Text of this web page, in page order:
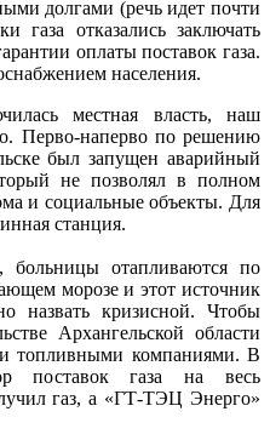
долгами (речь идет почти
газа отказались заключать
оплаты поставок газа.
населения.
местная власть, наш
Перво-наперво по решению
был запущен аварийный
не позволял в полном
и социальные объекты. Для
станция.
отапливаются по
морозе и этот источник
назвать кризисной. Чтобы
Архангельской области
топливными компаниями. В
поставок газа на весь
газ, а «ГТ-ТЭЦ Энерго»